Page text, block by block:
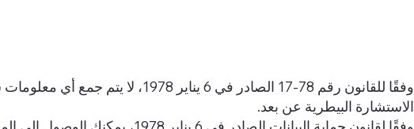
الاستشارة البيطرية عن بعد.